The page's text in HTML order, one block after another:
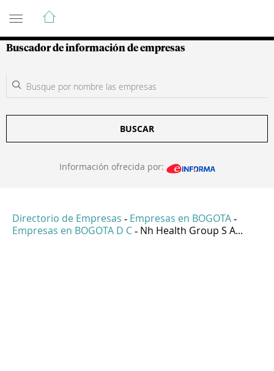
Guía de Empresas Colombianas
Buscador de información de empresas
BUSCAR
Información ofrecida por:
Directorio de Empresas - Empresas en BOGOTA -
Empresas en BOGOTA D C - Nh Health Group S A...